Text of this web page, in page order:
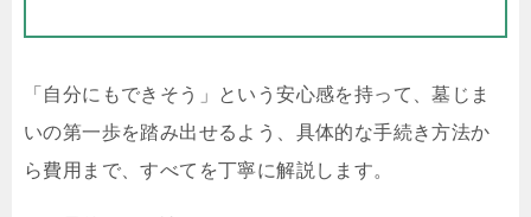
「自分にもできそう」という安心感を持って、墓じま
いの第一歩を踏み出せるよう、具体的な手続き方法か
ら費用まで、すべてを丁寧に解説します。